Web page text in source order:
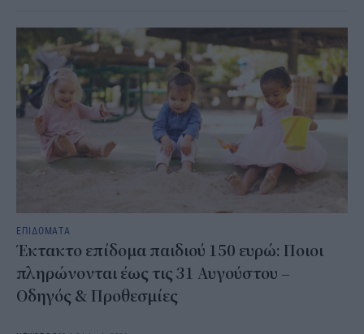
ΕΠΙΔΟΜΑΤΑ
Έκτακτο επίδομα παιδιού 150 ευρώ: Ποιοι
πληρώνονται έως τις 31 Αυγούστου –
Οδηγός & Προθεσμίες